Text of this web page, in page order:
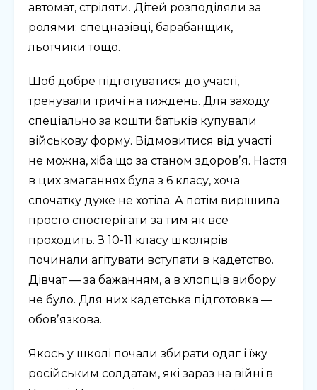
автомат, стріляти. Дітей розподіляли за
ролями: спецназівці, барабанщик,
льотчики тощо.
Щоб добре підготуватися до участі,
тренували тричі на тиждень. Для заходу
спеціально за кошти батьків купували
військову форму. Відмовитися від участі
не можна, хіба що за станом здоровʼя. Настя
в цих змаганнях була з 6 класу, хоча
спочатку дуже не хотіла. А потім вирішила
просто спостерігати за тим як все
проходить. З 10-11 класу школярів
починали агітувати вступати в кадетство.
Дівчат — за бажанням, а в хлопців вибору
не було. Для них кадетська підготовка —
обовʼязкова.
Якось у школі почали збирати одяг і їжу
російським солдатам, які зараз на війні в